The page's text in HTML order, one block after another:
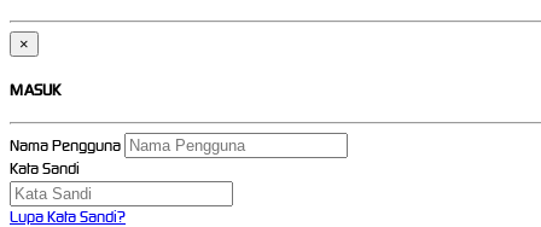
×
MASUK
Nama Pengguna
Kata Sandi
Lupa Kata Sandi?